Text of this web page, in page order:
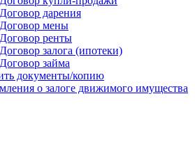
Договор дарения
Договор мены
Договор ренты
Договор залога (ипотеки)
Договор займа
документы/копию
о залоге движимого имущества